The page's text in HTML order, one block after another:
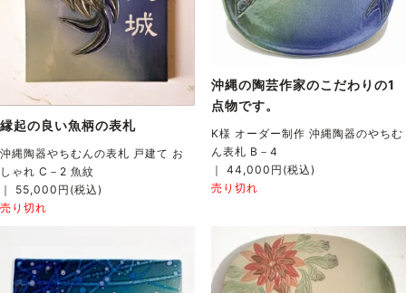
縁起の良い魚柄の表札
沖縄陶器やちむんの表札 戸建て お
しゃれ C－2 魚紋
｜ 55,000円(税込)
売り切れ
沖縄の陶芸作家のこだわりの1
点物です。
K様 オーダー制作 沖縄陶器のやちむ
ん表札 B－4
｜ 44,000円(税込)
売り切れ